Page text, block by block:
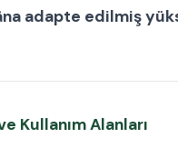
adapte edilmiş
Kullanım Alanları